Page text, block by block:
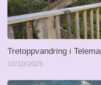
Tretoppvandring i
10/10/2025